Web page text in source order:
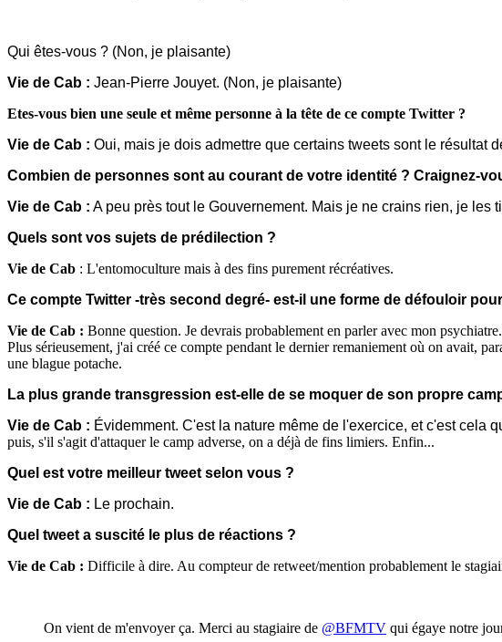
Qui êtes-vous ? (Non, je plaisante)
Vie de Cab : Jean-Pierre Jouyet. (Non, je plaisante)
Etes-vous bien une seule et même personne à la tête de ce compte Twitter ?
Vie de Cab : Oui, mais je dois admettre que certains tweets sont le résultat
Combien de personnes sont au courant de votre identité ? Craignez-
Vie de Cab : A peu près tout le Gouvernement. Mais je ne crains rien, je les
Quels sont vos sujets de prédilection ?
Vie de Cab : L'entomoculture mais à des fins purement récréatives.
Ce compte Twitter -très second degré- est-il une forme de défouloir
Vie de Cab : Bonne question. Je devrais probablement en parler avec mon psychiatre.
Plus sérieusement, j'ai créé ce compte pendant le dernier remaniement où on avait,
une blague potache.
La plus grande transgression est-elle de se moquer de son propre
Vie de Cab : Évidemment. C'est la nature même de l'exercice, et c'est cela
puis, s'il s'agit d'attaquer le camp adverse, on a déjà de fins limiers. Enfin...
Quel est votre meilleur tweet selon vous ?
Vie de Cab : Le prochain.
Quel tweet a suscité le plus de réactions ?
Vie de Cab : Difficile à dire. Au compteur de retweet/mention probablement le
On vient de m'envoyer ça. Merci au stagiaire de @BFMTV qui égaye notre